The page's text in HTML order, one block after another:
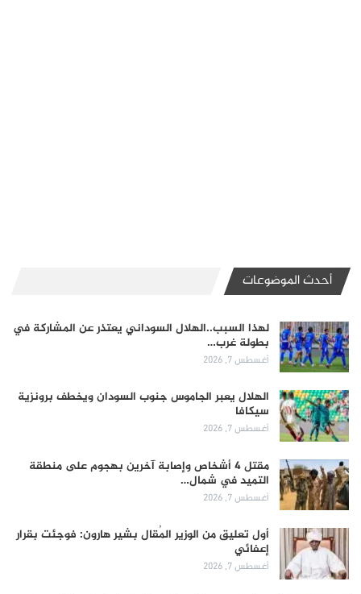
أحدث الموضوعات
لهذا السبب..الهلال السوداني يعتذر عن المشاركة في
بطولة غرب…
أغسطس 7, 2026
الهلال يعبر الجاموس جنوب السودان ويخطف برونزية
سيكافا
أغسطس 7, 2026
مقتل 4 أشخاص وإصابة آخرين بهجوم على منطقة
التميد في شمال…
أغسطس 7, 2026
أول تعليق من الوزير المُقال بشير هارون: فوجئت بقرار
إعفائي
أغسطس 7, 2026